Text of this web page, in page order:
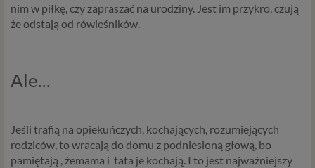
nim w piłkę, czy zapraszać na urodziny. Jest im przykro, czują
że odstają od rówieśników.
Ale...
Jeśli trafią na opiekuńczych, kochających, rozumiejących
rodziców, to wracają do domu z podniesioną głową, bo
pamiętają , żemama i tata je kochają. I to jest najważniejszy